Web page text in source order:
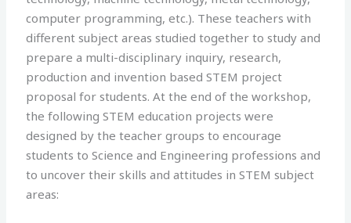
computer programming, etc.). These teachers with
different subject areas studied together to study and
prepare a multi-disciplinary inquiry, research,
production and invention based STEM project
proposal for students. At the end of the workshop,
the following STEM education projects were
designed by the teacher groups to encourage
students to Science and Engineering professions and
to uncover their skills and attitudes in STEM subject
areas: